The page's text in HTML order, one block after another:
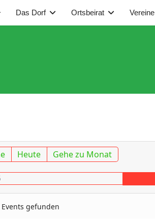
Das Dorf Ortsbeirat Vereine
Heute Gehe zu Monat
gefunden